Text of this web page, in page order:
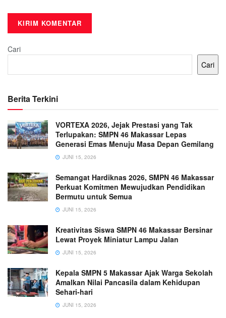
Cari
Cari
Berita Terkini
VORTEXA 2026, Jejak Prestasi yang Tak
Terlupakan: SMPN 46 Makassar Lepas
Generasi Emas Menuju Masa Depan Gemilang
JUNI 15, 2026
Semangat Hardiknas 2026, SMPN 46 Makassar
Perkuat Komitmen Mewujudkan Pendidikan
Bermutu untuk Semua
JUNI 15, 2026
Kreativitas Siswa SMPN 46 Makassar Bersinar
Lewat Proyek Miniatur Lampu Jalan
JUNI 15, 2026
Kepala SMPN 5 Makassar Ajak Warga Sekolah
Amalkan Nilai Pancasila dalam Kehidupan
Sehari-hari
JUNI 15, 2026